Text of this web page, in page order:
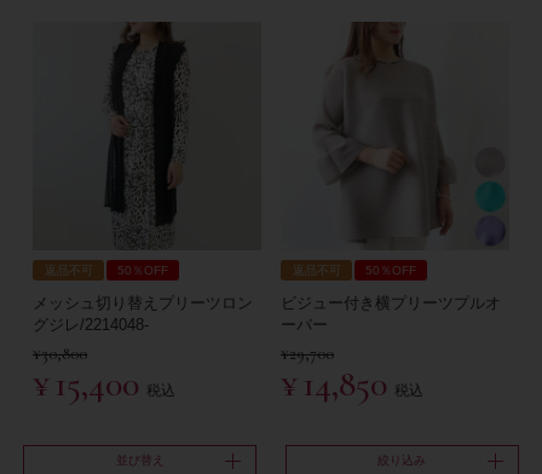
返品不可 50％OFF
メッシュ切り替えプリーツロン
グジレ/2214048-
¥30,800
¥ 15,400 税込
返品不可 50％OFF
ビジュー付き横プリーツプルオ
ーバー
¥29,700
¥ 14,850 税込
並び替え 絞り込み